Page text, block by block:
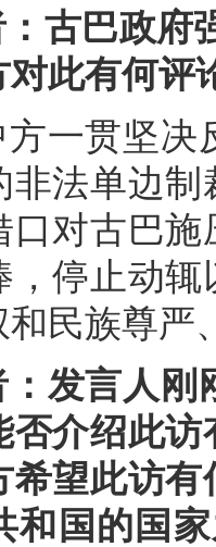
古巴政府
此有何评
一贯坚决
非法单边
口对古巴
，停止动
民族尊严
：发言人
否介绍此
希望此访
和国的国